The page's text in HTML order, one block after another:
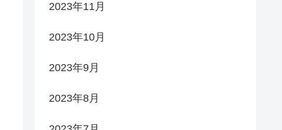
2023年11月
2023年10月
2023年9月
2023年8月